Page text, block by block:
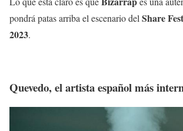
pondrá patas arriba el escenario del Share
2023.
Quevedo, el artista español más